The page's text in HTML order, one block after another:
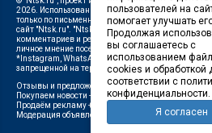
2026. Использование материалов, размещенных
только по письменному разрешению Редакции с
сайт "Ntsk.ru" "Ntsk.ru" не несет ответственности
комментариев и рекламных материалов.
личное мнение посетителей сайта.
*Instagram, WhatsApp (Ватсап), Facebook
запрещенной на территории Российской
Отзывы и предложения о работе портала:
Покупаем новости +7(3537) 611-000,ntsk@orsk.ru
Продаём рекламу +7 (3537) 25-08-07,
Модерация объявлений +7 (905) 896-71-28
пользователей на
помогает улучшать
Продолжая
вы соглашаетесь с
использованием
cookies и обработкой
соответствии с
конфиденциальности.
Я согласен